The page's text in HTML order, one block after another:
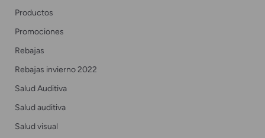
Productos
Promociones
Rebajas
Rebajas invierno 2022
Salud Auditiva
Salud auditiva
Salud visual